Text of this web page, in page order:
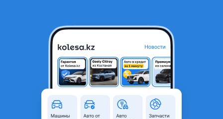
ВАЗ (Lada) Granta 2190 2020 года
Объявление находится в архиве и может быть